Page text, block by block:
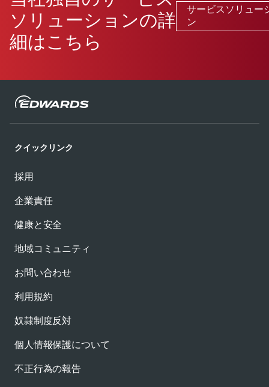
ソリューションの詳
細はこちら
サービスソリュー
ン
クイックリンク
採用
企業責任
健康と安全
地域コミュニティ
お問い合わせ
利用規約
奴隷制度反対
個人情報保護について
不正行為の報告